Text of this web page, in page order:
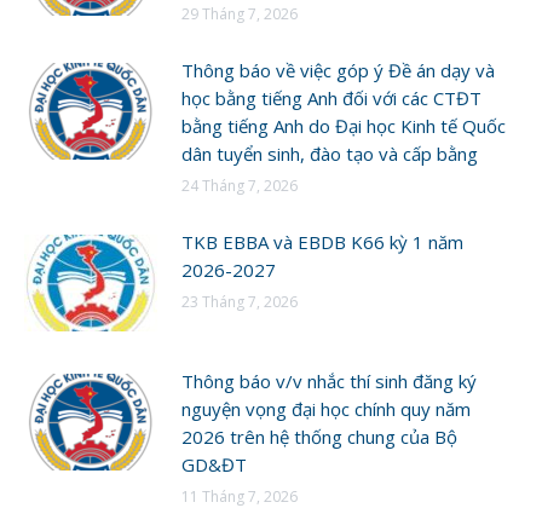
29 Tháng 7, 2026
Thông báo về việc góp ý Đề án dạy và
học bằng tiếng Anh đối với các CTĐT
bằng tiếng Anh do Đại học Kinh tế Quốc
dân tuyển sinh, đào tạo và cấp bằng
24 Tháng 7, 2026
TKB EBBA và EBDB K66 kỳ 1 năm
2026-2027
23 Tháng 7, 2026
Thông báo v/v nhắc thí sinh đăng ký
nguyện vọng đại học chính quy năm
2026 trên hệ thống chung của Bộ
GD&ĐT
11 Tháng 7, 2026